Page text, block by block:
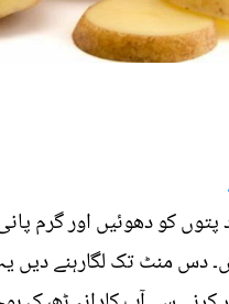
پتوں کو دھوئیں اور گرم
دس منٹ تک لگارہنے